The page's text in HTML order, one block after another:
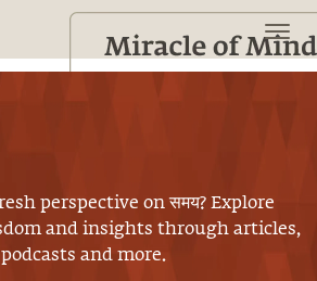
perspective onसमय? Explore
and insights through articles,
and more.